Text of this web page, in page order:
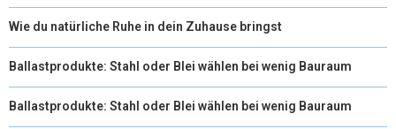
Wie du natürliche Ruhe in dein Zuhause bringst
Ballastprodukte: Stahl oder Blei wählen bei wenig Bauraum
Ballastprodukte: Stahl oder Blei wählen bei wenig Bauraum